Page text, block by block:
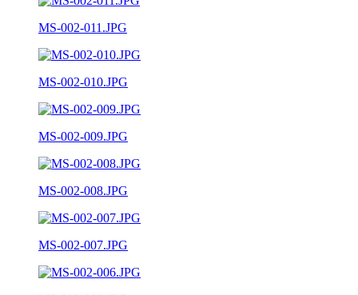
MS-002-011.JPG
MS-002-010.JPG
MS-002-009.JPG
MS-002-008.JPG
MS-002-007.JPG